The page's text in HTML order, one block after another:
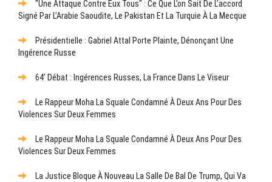
"Une Attaque Contre Eux Tous" : Ce Que L’on Sait De L’accord
Signé Par L’Arabie Saoudite, Le Pakistan Et La Turquie À La Mecque
Présidentielle : Gabriel Attal Porte Plainte, Dénonçant Une
Ingérence Russe
64’ Débat : Ingérences Russes, La France Dans Le Viseur
Le Rappeur Moha La Squale Condamné À Deux Ans Pour Des
Violences Sur Deux Femmes
Le Rappeur Moha La Squale Condamné À Deux Ans Pour Des
Violences Sur Deux Femmes
La Justice Bloque À Nouveau La Salle De Bal De Trump, Qui Va